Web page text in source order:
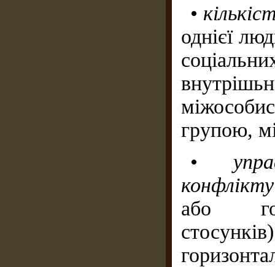
•
однієї
групою,
•
або